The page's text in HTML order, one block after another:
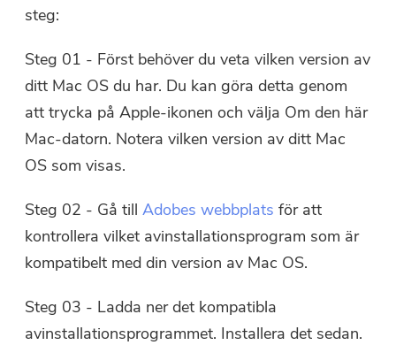
steg:
Steg 01 - Först behöver du veta vilken version av
ditt Mac OS du har. Du kan göra detta genom
att trycka på Apple-ikonen och välja Om den här
Mac-datorn. Notera vilken version av ditt Mac
OS som visas.
Steg 02 - Gå tillAdobes webbplats för att
kontrollera vilket avinstallationsprogram som är
kompatibelt med din version av Mac OS.
Steg 03 - Ladda ner det kompatibla
avinstallationsprogrammet. Installera det sedan.